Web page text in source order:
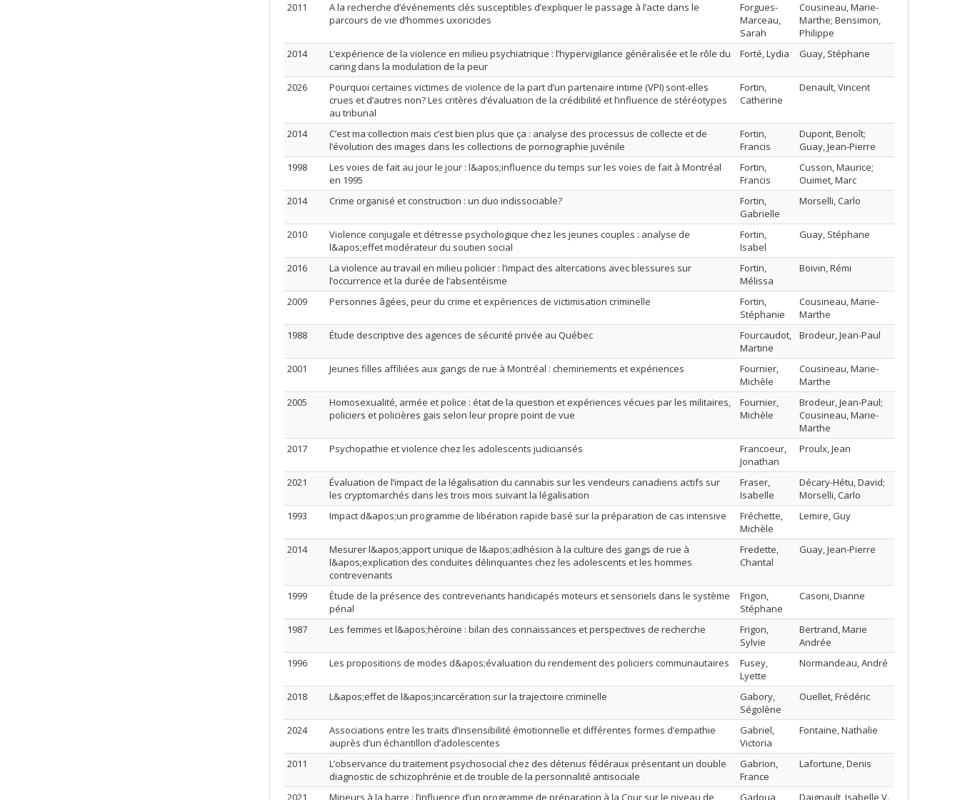
2011
A la recherche d’événements clés susceptibles d’expliquer le passage à l’acte dans le
parcours de vie d’hommes uxoricides
Forgues-
Marceau,
Sarah
Cousineau, Marie-
Marthe; Bensimon,
Philippe
2014
L’expérience de la violence en milieu psychiatrique : l’hypervigilance généralisée et le rôle du
caring dans la modulation de la peur
Forté, Lydia Guay, Stéphane
2026
Pourquoi certaines victimes de violence de la part d’un partenaire intime (VPI) sont-elles
crues et d’autres non? Les critères d’évaluation de la crédibilité et l’influence de stéréotypes
au tribunal
Fortin,
Catherine
Denault, Vincent
2014
C’est ma collection mais c’est bien plus que ça : analyse des processus de collecte et de
l’évolution des images dans les collections de pornographie juvénile
Fortin,
Francis
Dupont, Benoît;
Guay, Jean-Pierre
1998
Les voies de fait au jour le jour : l&apos;influence du temps sur les voies de fait à Montréal
en 1995
Fortin,
Francis
Cusson, Maurice;
Ouimet, Marc
2014
Crime organisé et construction : un duo indissociable?
Fortin,
Gabrielle
Morselli, Carlo
2010
Violence conjugale et détresse psychologique chez les jeunes couples : analyse de
l&apos;effet modérateur du soutien social
Fortin,
Isabel
Guay, Stéphane
2016
La violence au travail en milieu policier : l’impact des altercations avec blessures sur
l’occurrence et la durée de l’absentéisme
Fortin,
Mélissa
Boivin, Rémi
2009 Personnes âgées, peur du crime et expériences de victimisation criminelle
Fortin,
Stéphanie
Cousineau, Marie-
Marthe
1988
Étude descriptive des agences de sécurité privée au Québec
Fourcaudot,
Martine
Brodeur, Jean-Paul
2001 Jeunes filles affiliées aux gangs de rue à Montréal : cheminements et expériences
Fournier,
Michèle
Cousineau, Marie-
Marthe
2005
Homosexualité, armée et police : état de la question et expériences vécues par les militaires,
policiers et policières gais selon leur propre point de vue
Fournier,
Michèle
Brodeur, Jean-Paul;
Cousineau, Marie-
Marthe
2017
Psychopathie et violence chez les adolescents judiciarisés
Francoeur,
Jonathan
Proulx, Jean
2021
Évaluation de l’impact de la légalisation du cannabis sur les vendeurs canadiens actifs sur
les cryptomarchés dans les trois mois suivant la légalisation
Fraser,
Isabelle
Décary-Hétu, David;
Morselli, Carlo
1993
Impact d&apos;un programme de libération rapide basé sur la préparation de cas intensive
Fréchette,
Michèle
Lemire, Guy
2014
Mesurer l&apos;apport unique de l&apos;adhésion à la culture des gangs de rue à
l&apos;explication des conduites délinquantes chez les adolescents et les hommes
contrevenants
Fredette,
Chantal
Guay, Jean-Pierre
1999
Étude de la présence des contrevenants handicapés moteurs et sensoriels dans le système
pénal
Frigon,
Stéphane
Casoni, Dianne
1987 Les femmes et l&apos;héroïne : bilan des connaissances et perspectives de recherche
Frigon,
Sylvie
Bertrand, Marie
Andrée
1996
Les propositions de modes d&apos;évaluation du rendement des policiers communautaires
Fusey,
Lyette
Normandeau, André
2018 L&apos;effet de l&apos;incarcération sur la trajectoire criminelle
Gabory,
Ségolène
Ouellet, Frédéric
2024
Associations entre les traits d’insensibilité émotionnelle et différentes formes d’empathie
auprès d’un échantillon d’adolescentes
Gabriel,
Victoria
Fontaine, Nathalie
2011
L’observance du traitement psychosocial chez des détenus fédéraux présentant un double
diagnostic de schizophrénie et de trouble de la personnalité antisociale
Gabrion,
France
Lafortune, Denis
2021
Mineurs à la barre : l’influence d’un programme de préparation à la Cour sur le niveau de
Gadoua,
Daignault, Isabelle V.